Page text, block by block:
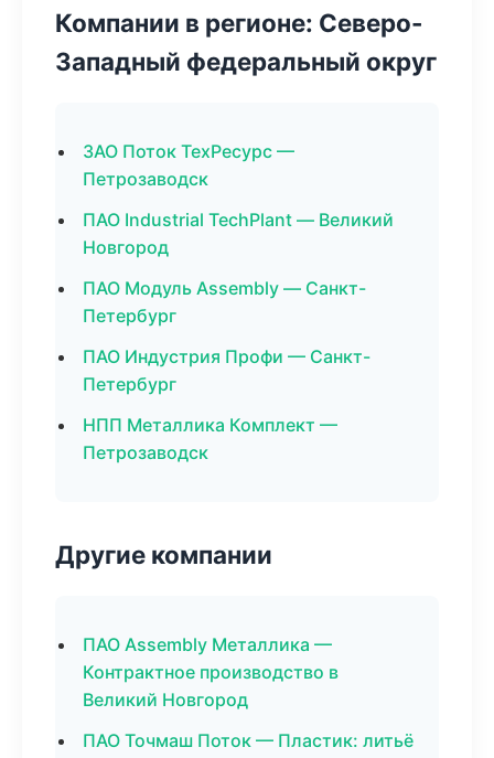
Компании в регионе: Северо-
Западный федеральный округ
ЗАО Поток ТехРесурс —
Петрозаводск
ПАО Industrial TechPlant — Великий
Новгород
ПАО Модуль Assembly — Санкт-
Петербург
ПАО Индустрия Профи — Санкт-
Петербург
НПП Металлика Комплект —
Петрозаводск
Другие компании
ПАО Assembly Металлика —
Контрактное производство в
Великий Новгород
ПАО Точмаш Поток — Пластик: литьё